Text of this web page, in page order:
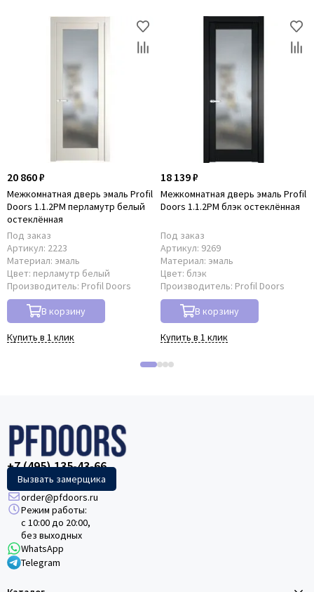
20 860 ₽
Межкомнатная дверь эмаль Profil
Doors 1.1.2PM перламутр белый
остеклённая
Под заказ
Артикул: 2223
Материал: эмаль
Цвет: перламутр белый
Производитель: Profil Doors
В корзину
Купить в 1 клик
18 139 ₽
Межкомнатная дверь эмаль Profil
Doors 1.1.2PM блэк остеклённая
Под заказ
Артикул: 9269
Материал: эмаль
Цвет: блэк
Производитель: Profil Doors
В корзину
Купить в 1 клик
+7 (495) 135-43-66
Вызвать замерщика
order@pfdoors.ru
Режим работы:
с 10:00 до 20:00,
без выходных
WhatsApp
Telegram